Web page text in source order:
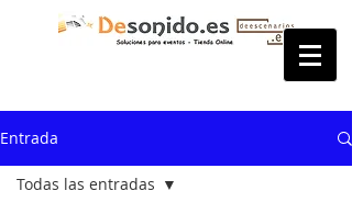
Entrada
Todas las entradas